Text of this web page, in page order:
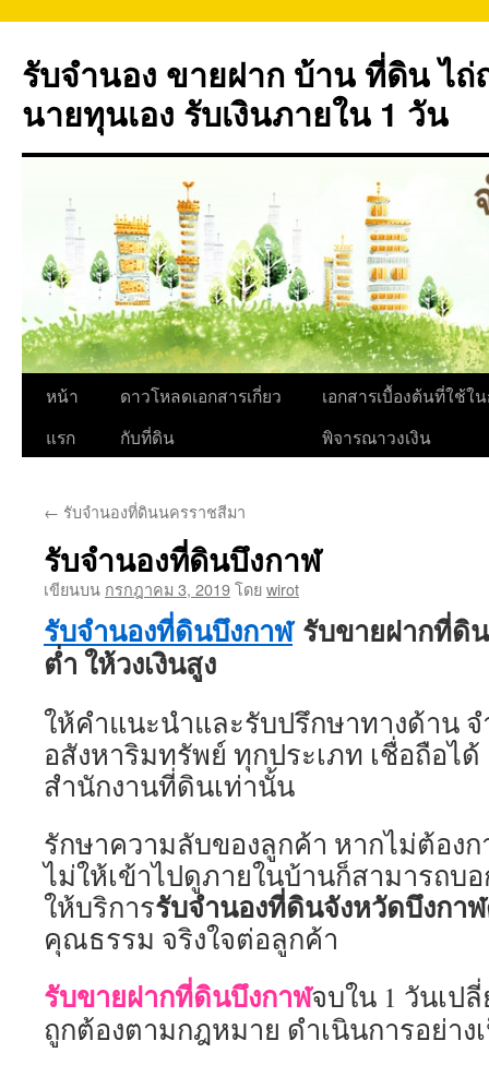
ยัง
เนื้อหา
รับจำนอง ขายฝาก บ้าน ที่ดิน ไ
นายทุนเอง รับเงินภายใน 1 วัน
หน้า
แรก
ดาวโหลดเอกสารเกี่ยว
กับที่ดิน
เอกสารเบื้องต้นที่ใช้ใ
พิจารณาวงเงิน
← รับจำนองที่ดินนครราชสีมา
รับจำนองที่ดินบึงกาฬ
เขียนบน กรกฎาคม 3, 2019โดยwirot
รับจำนองที่ดินบึงกาฬรับขายฝากที่ดิ
ต่ำ ให้วงเงินสูง
ให้คำแนะนำและรับปรึกษาทางด้าน
อสังหาริมทรัพย์ ทุกประเภท เชื่อถือไ
สำนักงานที่ดินเท่านั้น
รักษาความลับของลูกค้า หากไม่ต้อง
ไม่ให้เข้าไปดูภายในบ้านก็สามารถบ
ให้บริการรับจำนองที่ดินจังหวัดบึงกาฬ
คุณธรรม จริงใจต่อลูกค้า
รับขายฝากที่ดินบึงกาฬจบใน 1 วันเป
ถูกต้องตามกฎหมาย ดำเนินการอย่าง